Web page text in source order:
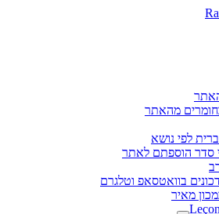
מהאתר
לפי נושא
סדר הוספתם לאתר
בוואטסאפ וטלגרם
מאיר